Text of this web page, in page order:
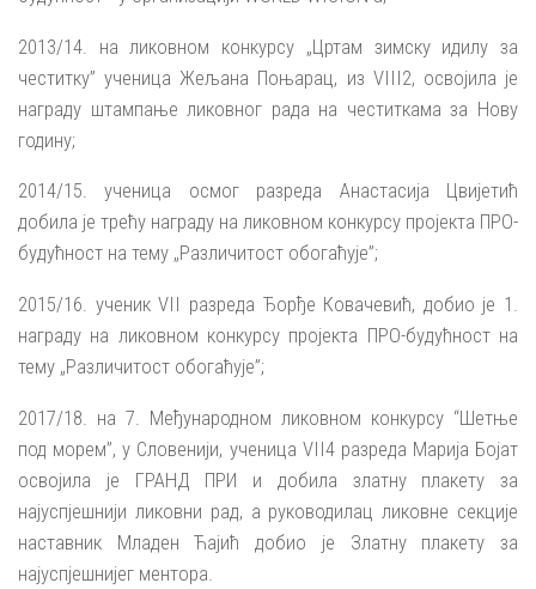
2013/14. на ликовном конкурсу „Цртам зимску идилу за
честитку” ученица Жељана Поњарац, из VIII2, освојила је
награду штампање ликовног рада на честиткама за Нову
годину;
2014/15. ученица осмог разреда Анастасија Цвијетић
добила је трећу награду на ликовном конкурсу пројекта ПРО-
будућност на тему „Различитост обогаћује”;
2015/16. ученик VII разреда Ђорђе Ковачевић, добио је 1.
награду на ликовном конкурсу пројекта ПРО­-будућност на
тему „Различитост обогаћује”;
2017/18. на 7. Међународном ликовном конкурсу “Шетње
под морем”, у Словенији, ученица VII4 разреда Марија Бојат
освојила је ГРАНД ПРИ и добила златну плакету за
најуспјешнији ликовни рад, а руководилац ликовне секције
наставник Младен Ћајић добио је Златну плакету за
најуспјешнијег ментора.